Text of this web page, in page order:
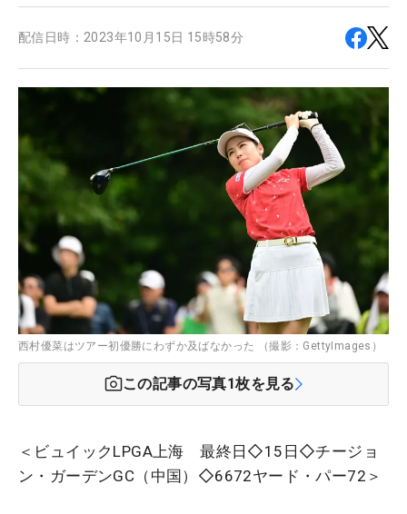
配信日時： 2023年10月15日 15時58分
西村優菜はツアー初優勝にわずか及ばなかった （撮影：GettyImages）
この記事の写真1枚を見る
＜ビュイックLPGA上海 最終日◇15日◇チージョ
ン・ガーデンGC（中国）◇6672ヤード・パー72＞